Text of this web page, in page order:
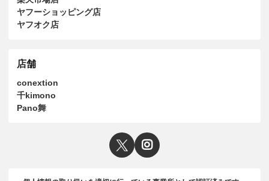
ヤフーショッピング店
ヤフオク店
店舗
conextion
千kimono
Pano舞